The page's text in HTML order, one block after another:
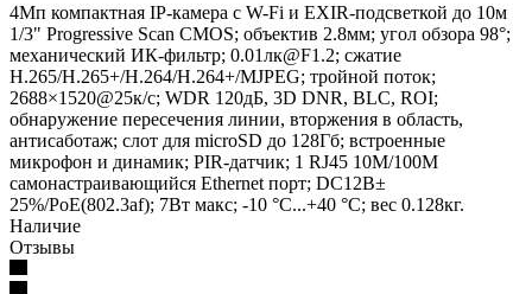
4Мп компактная IP-камера с W-Fi и EXIR-подсветкой до 10м
1/3" Progressive Scan CMOS; объектив 2.8мм; угол обзора 98°;
механический ИК-фильтр; 0.01лк@F1.2; сжатие
H.265/H.265+/H.264/H.264+/MJPEG; тройной поток;
2688×1520@25к/с; WDR 120дБ, 3D DNR, BLC, ROI;
обнаружение пересечения линии, вторжения в область,
антисаботаж; слот для microSD до 128Гб; встроенные
микрофон и динамик; PIR-датчик; 1 RJ45 10M/100M
самонастраивающийся Ethernet порт; DC12В±
25%/PoE(802.3af); 7Вт макс; -10 °C...+40 °C; вес 0.128кг.
Наличие
Отзывы